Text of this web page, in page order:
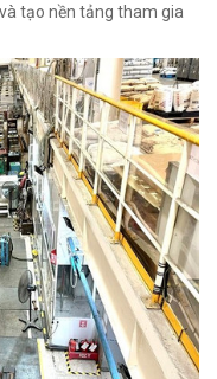
tạo nền tảng tham gia